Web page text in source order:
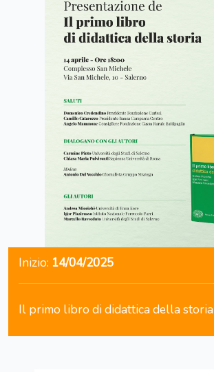
Inizio: 14/04/2025
Il primo libro di didattica della storia